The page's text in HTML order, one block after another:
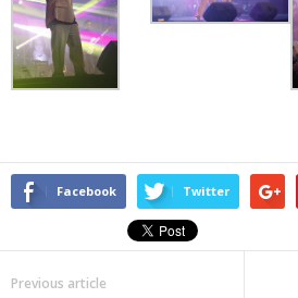
Facebook Twitter
Previous article